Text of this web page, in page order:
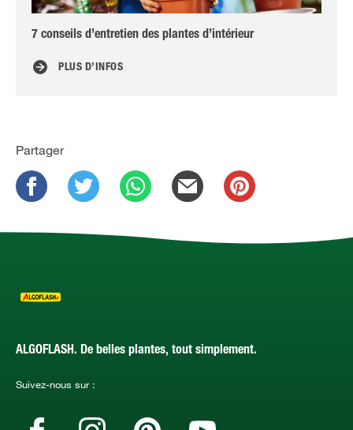
7 conseils d’entretien des plantes d’intérieur
PLUS D’INFOS
Partager
ALGOFLASH. De belles plantes, tout simplement.
Suivez-nous sur :